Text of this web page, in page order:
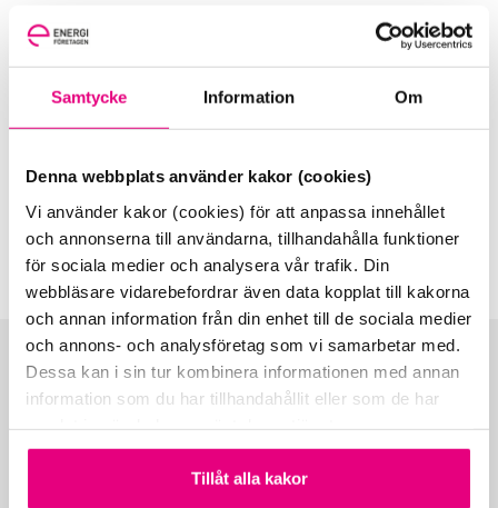
Samtycke Information Om
Denna webbplats använder kakor (cookies)
Vi använder kakor (cookies) för att anpassa innehållet
och annonserna till användarna, tillhandahålla funktioner
för sociala medier och analysera vår trafik. Din
webbläsare vidarebefordrar även data kopplat till kakorna
och annan information från din enhet till de sociala medier
och annons- och analysföretag som vi samarbetar med.
Dessa kan i sin tur kombinera informationen med annan
information som du har tillhandahållit eller som de har
Tillåt alla kakor
för att hitta en lärare med rätt behörighet.
Mer om våra utbildningskoncept.
Hitta snabbt